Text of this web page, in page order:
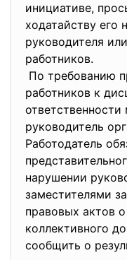
инициативе,
ходатайству его
руководителя
работников.
По требованию
работников к
руководитель
Работодатель
нарушении
заместителями
правовых актов
коллективного
сообщить о